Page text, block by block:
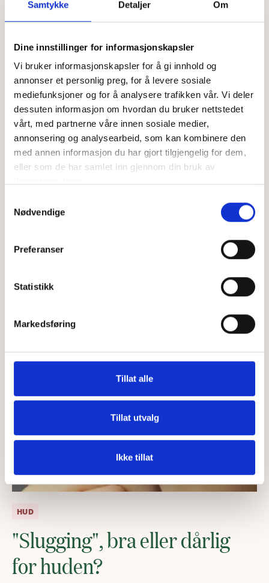
Samtykke Detaljer Om
Dine innstillinger for informasjonskapsler
Vi bruker informasjonskapsler for å gi innhold og
annonser et personlig preg, for å levere sosiale
mediefunksjoner og for å analysere trafikken vår. Vi deler
dessuten informasjon om hvordan du bruker nettstedet
vårt, med partnerne våre innen sosiale medier,
annonsering og analysearbeid, som kan kombinere den
med annen informasjon du har gjort tilgjengelig for dem,
eller som de har samlet inn gjennom din bruk av
Nødvendige
Preferanser
Statistikk
Markedsføring
Tillat alle
Tillat utvalg
Ikke tillat
lokalbehandling kan ta 6-12 uker. Fortsett
behandlingen selv om du ikke ser umiddelbare
Husk at hver hudtype er unik, så det kan ta tid å finne
den rette rutinen som fungerer best for deg.
Lyst til å lære mer?
HUD
"Slugging", bra eller dårlig
for huden?